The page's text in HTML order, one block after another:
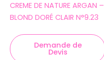
CREME DE NATURE ARGAN –
BLOND DORÉ CLAIR N°9.23
Demande de
Devis